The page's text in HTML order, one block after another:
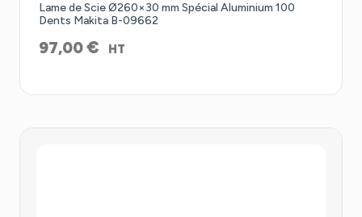
Lame de Scie Ø260×30 mm Spécial Aluminium 100
Dents Makita B-09662
97,00€ HT